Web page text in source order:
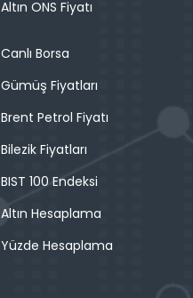
Altın ONS Fiyatı
Canlı Borsa
Gümüş Fiyatları
Brent Petrol Fiyatı
Bilezik Fiyatları
BIST 100 Endeksi
Altın Hesaplama
Yüzde Hesaplama